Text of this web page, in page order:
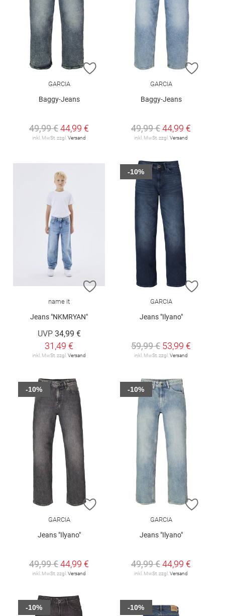
ZUR WUNSCHLISTE HINZUFÜGEN
GARCIA
Baggy-Jeans
49,99 €44,99 €
inkl. MwSt. zzgl. Versand
ZUR
GARCIA
Baggy-Jeans
49,99 €44,99 €
inkl. MwSt. zzgl. Versand
ZUR WUNSCHLISTE HINZUFÜGEN
name it
Jeans "NKMRYAN"
UVP 34,99 €
31,49 €
inkl. MwSt. zzgl.Versand
ZUR
GARCIA
Jeans "Ilyano"
59,99 € 53,99 €
inkl. MwSt. zzgl.Versand
-10%
ZUR WUNSCHLISTE HINZUFÜGEN
GARCIA
Jeans "Ilyano"
49,99 €44,99 €
inkl. MwSt. zzgl.Versand
-10%
ZUR
GARCIA
Jeans "Ilyano"
49,99 €44,99 €
inkl. MwSt. zzgl.Versand
-10%
-10% -10%